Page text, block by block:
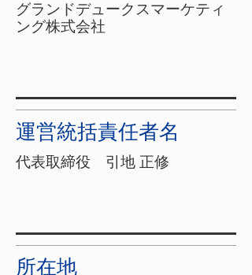
グランドデュークスマーケティ
ング株式会社
運営統括責任者名
代表取締役 引地 正修
所在地